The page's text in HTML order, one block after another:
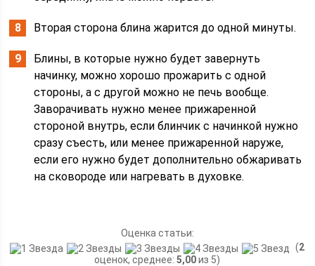
Вторая сторона блина жарится до одной минуты.
Блины, в которые нужно будет завернуть
начинку, можно хорошо прожарить с одной
стороны, а с другой можно не печь вообще.
Заворачивать нужно менее прижаренной
стороной внутрь, если блинчик с начинкой нужно
сразу съесть, или менее прижаренной наруже,
если его нужно будет дополнительно обжаривать
на сковороде или нагревать в духовке.
Оценка статьи:
(2
оценок, среднее:5,00из 5)